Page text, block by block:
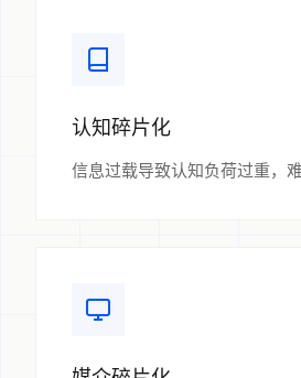
认知碎片化
信息过载导致认知负荷过重，